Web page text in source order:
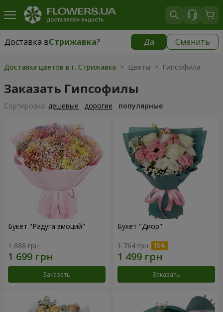
Доставка вСтрижавка? Да Сменить
Доставка вСтрижавка|
Доставка цветов в г. Стрижавка > Цветы > Гипсофила
Заказать Гипсофилы
Cортировка: дешевые дорогие популярные
Букет "Радуга эмоций"
1 888 грн
Заказать
Букет "Диор"
1 764 грн
Заказать